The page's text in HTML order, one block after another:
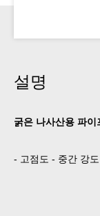
설명
굵은 나사산용 파이
- 고점도 - 중간 강